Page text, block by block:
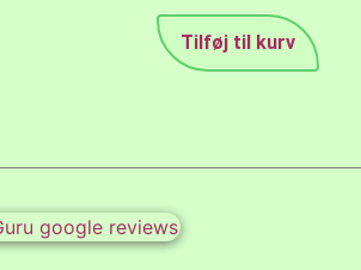
Tilføj til kurv